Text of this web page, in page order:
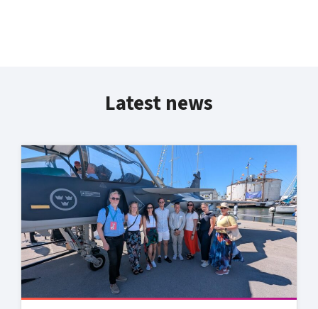
Latest news